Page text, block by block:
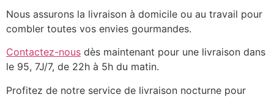
Nous assurons la livraison à domicile ou au travail pour
combler toutes vos envies gourmandes.
Contactez-nous dès maintenant pour une livraison dans
le 95, 7J/7, de 22h à 5h du matin.
Profitez de notre service de livraison nocturne pour